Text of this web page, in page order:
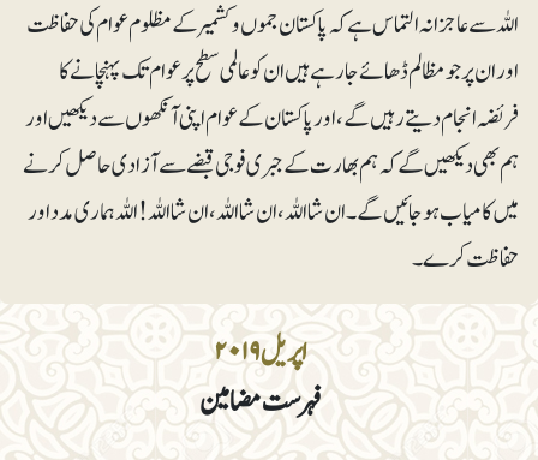
اپریل ۲۰۱۹
فہرست مضامین
اللہ سے عاجزانہ التماس ہے کہ پاکستان جموں وکشمیر کے مظلوم عوام کی حفاظت
اور ان پر جو مظالم ڈھائے جا رہے ہیں ان کو عالمی سطح پر عوام تک پہنچانے کا
فریضہ انجام دیتے رہیں گے، اور پاکستان کے عوام اپنی آنکھوں سے دیکھیں اور
ہم بھی دیکھیں گے کہ ہم بھارت کے جبری فوجی قبضے سے آزادی حاصل کرنے
میں کامیاب ہو جائیں گے۔ ان شا اللہ ، ان شا اللہ ،ان شا اللہ ! اللہ ہماری مدد اور
حفاظت کرے۔